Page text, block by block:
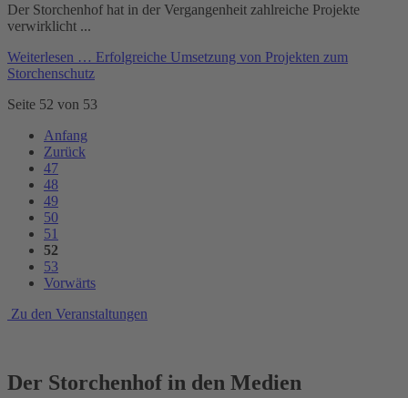
Der Storchenhof hat in der Vergangenheit zahlreiche Projekte
verwirklicht ...
Weiterlesen … Erfolgreiche Umsetzung von Projekten zum
Storchenschutz
Seite 52 von 53
Anfang
Zurück
47
48
49
50
51
52
53
Vorwärts
Zu den Veranstaltungen
Der Storchenhof in den Medien